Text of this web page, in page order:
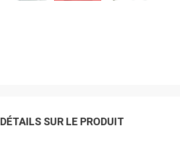
DÉTAILS SUR LE PRODUIT